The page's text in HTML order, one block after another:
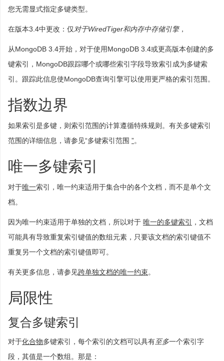
您无需显式指定多键类型。
在版本3.4中更改：仅 对于WiredTiger和内存中存储引擎，
从MongoDB 3.4开始，对于使用MongoDB 3.4或更高版本创建的多
键索引，MongoDB跟踪哪个或哪些索引字段导致索引成为多键索
引。跟踪此信息使MongoDB查询引擎可以使用更严格的索引范围。
指数边界
如果索引是多键，则索引范围的计算遵循特殊规则。有关多键索引
范围的详细信息，请参见“多键索引范围 ”。
唯一多键索引
对于唯一索引，唯一约束适用于集合中的各个文档，而不是单个文
档。
因为唯一约束适用于单独的文档，所以对于 唯一的多键索引
，文档
可能具有导致重复索引键值的数组元素，只要该文档的索引键值不
重复另一个文档的索引键值即可。
有关更多信息，请参见跨单独文档的唯一约束。
局限性
复合多键索引
对于化合物多键索引，每个索引的文档可以具有至多一个索引字
段，其值是一个数组。那是：